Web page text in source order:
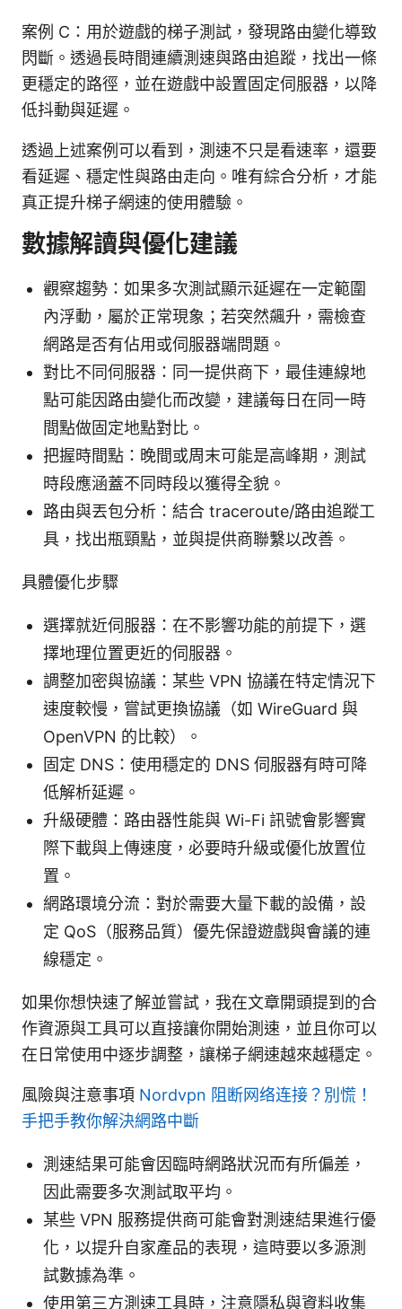
案例 C：用於遊戲的梯子測試，發現路由變化導致
閃斷。透過長時間連續測速與路由追蹤，找出一條
更穩定的路徑，並在遊戲中設置固定伺服器，以降
低抖動與延遲。
透過上述案例可以看到，測速不只是看速率，還要
看延遲、穩定性與路由走向。唯有綜合分析，才能
真正提升梯子網速的使用體驗。
數據解讀與優化建議
觀察趨勢：如果多次測試顯示延遲在一定範圍
內浮動，屬於正常現象；若突然飆升，需檢查
網路是否有佔用或伺服器端問題。
對比不同伺服器：同一提供商下，最佳連線地
點可能因路由變化而改變，建議每日在同一時
間點做固定地點對比。
把握時間點：晚間或周末可能是高峰期，測試
時段應涵蓋不同時段以獲得全貌。
路由與丟包分析：結合 traceroute/路由追蹤工
具，找出瓶頸點，並與提供商聯繫以改善。
具體優化步驟
選擇就近伺服器：在不影響功能的前提下，選
擇地理位置更近的伺服器。
調整加密與協議：某些 VPN 協議在特定情況下
速度較慢，嘗試更換協議（如 WireGuard 與
OpenVPN 的比較）。
固定 DNS：使用穩定的 DNS 伺服器有時可降
低解析延遲。
升級硬體：路由器性能與 Wi-Fi 訊號會影響實
際下載與上傳速度，必要時升級或優化放置位
置。
網路環境分流：對於需要大量下載的設備，設
定 QoS（服務品質）優先保證遊戲與會議的連
線穩定。
如果你想快速了解並嘗試，我在文章開頭提到的合
作資源與工具可以直接讓你開始測速，並且你可以
在日常使用中逐步調整，讓梯子網速越來越穩定。
風險與注意事項 Nordvpn 阻断网络连接？別慌！
手把手教你解決網路中斷
測速結果可能會因臨時網路狀況而有所偏差，
因此需要多次測試取平均。
某些 VPN 服務提供商可能會對測速結果進行優
化，以提升自家產品的表現，這時要以多源測
試數據為準。
使用第三方測速工具時，注意隱私與資料收集